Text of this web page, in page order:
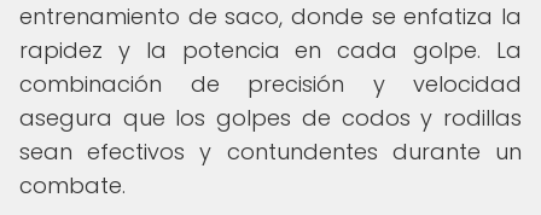
entrenamiento de saco, donde se enfatiza la
rapidez y la potencia en cada golpe. La
combinación de precisión y velocidad
asegura que los golpes de codos y rodillas
sean efectivos y contundentes durante un
combate.